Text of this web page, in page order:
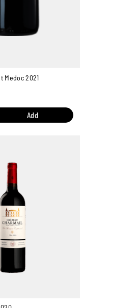
Medoc 2021
Add